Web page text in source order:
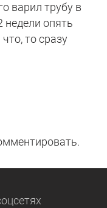
варил трубу в
недели опять
то сразу